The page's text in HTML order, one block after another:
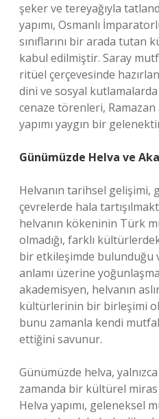
şeker ve tereyağıyla
yapımı, Osmanlı
sınıflarını bir arada
kabul edilmiştir. Saray
ritüel çerçevesinde
dini ve sosyal
cenaze törenleri, Ramazan
yapımı yaygın bir
Günümüzde Helva ve
Helvanın tarihsel gelişimi,
çevrelerde hala
helvanın kökeninin Türk
olmadığı, farklı
bir etkileşimde bulunduğu
anlamı üzerine
akademisyen, helvanın
kültürlerinin bir birleşimi
bunu zamanla kendi
ettiğini savunur.
Günümüzde helva,
zamanda bir kültürel
Helva yapımı, geleneksel